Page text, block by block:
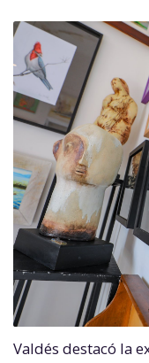
Valdés destacó la